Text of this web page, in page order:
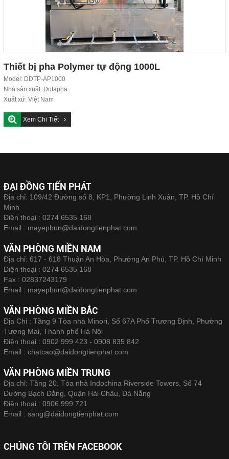
Thiết bị pha Polymer tự động 1000L
Model: DDTP-AP1000
Nhà sản xuất: Dotapha
Xuất xứ: Việt Nam
Xem Chi Tiết
ĐẠI ĐỒNG TIẾN PHÁT
Địa chỉ: 109/42 Đường số 8, KP1, Phường Linh Xuân, TP. Hồ Chí
Minh
Điện thoại : 0274 6535 168
Email : mayepbun@daidongtienphat.com
VĂN PHÒNG MIỀN NAM
Địa chỉ: 617 - 618 Thuận An Hòa, Phường An Phú, TP. Hồ Chí Minh
Điện thoại : 0274 6535 168
Fax : 02837243179
Email : mayepbun@daidongtienphat.com
VĂN PHÒNG MIỀN BẮC
Địa Chỉ : Tầng 9 Tòa nhà Minori, Số 67A Phố Trương Định, Phường
Tương Mai, Thành phố Hà Nội
Điện thoại : 0902 999 423 - 0908 835 842
Email : chatcao@daidongtienphat.com
VĂN PHÒNG MIỀN TRUNG
Địa chỉ: Tầng 20, Tòa nhà Indochina Riverside Towers, Số 74
Đường Bạch Đằng, Quận Hải Châu, Đà Nẵng
Điện thoại : 0906 999 721
Email : sang@daidongtienphat.com
CHÚNG TÔI TRÊN FACEBOOK